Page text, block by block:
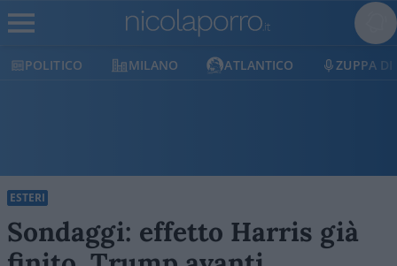
POLITICO MILANO ATLANTICO ZUPPA DI
ESTERI
Sondaggi: effetto Harris già